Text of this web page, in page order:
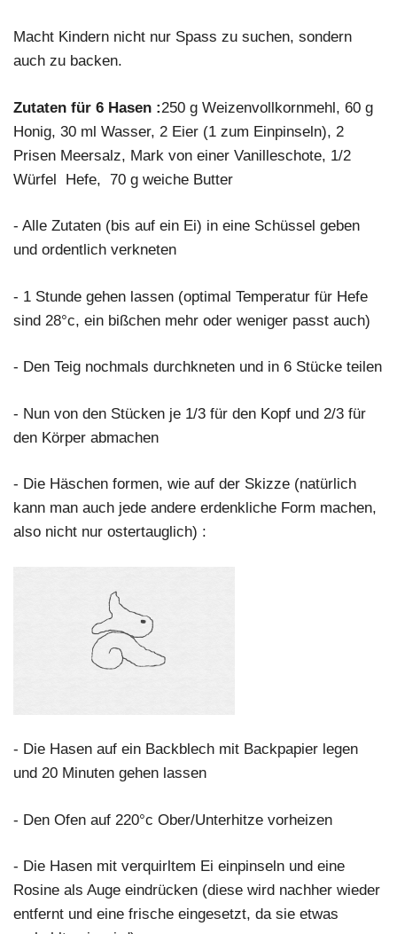
Macht Kindern nicht nur Spass zu suchen, sondern
auch zu backen.
Zutaten für 6 Hasen :250 g Weizenvollkornmehl, 60 g
Honig, 30 ml Wasser, 2 Eier (1 zum Einpinseln), 2
Prisen Meersalz, Mark von einer Vanilleschote, 1/2
Würfel Hefe, 70 g weiche Butter
- Alle Zutaten (bis auf ein Ei) in eine Schüssel geben
und ordentlich verkneten
- 1 Stunde gehen lassen (optimal Temperatur für Hefe
sind 28°c, ein bißchen mehr oder weniger passt auch)
- Den Teig nochmals durchkneten und in 6 Stücke teilen
- Nun von den Stücken je 1/3 für den Kopf und 2/3 für
den Körper abmachen
- Die Häschen formen, wie auf der Skizze (natürlich
kann man auch jede andere erdenkliche Form machen,
also nicht nur ostertauglich) :
- Die Hasen auf ein Backblech mit Backpapier legen
und 20 Minuten gehen lassen
- Den Ofen auf 220°c Ober/Unterhitze vorheizen
- Die Hasen mit verquirltem Ei einpinseln und eine
Rosine als Auge eindrücken (diese wird nachher wieder
entfernt und eine frische eingesetzt, da sie etwas